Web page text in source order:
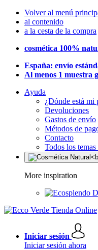
Volver al menú
al contenido
a la cesta de la compra
cosmética 100%
España: envío
Al menos 1 muestra
Ayuda
¿Dónde está mi
Devoluciones
Gastos de envío
Métodos de
Contacto
Todos los
More inspiration
Iniciar sesión
Iniciar sesión ahora